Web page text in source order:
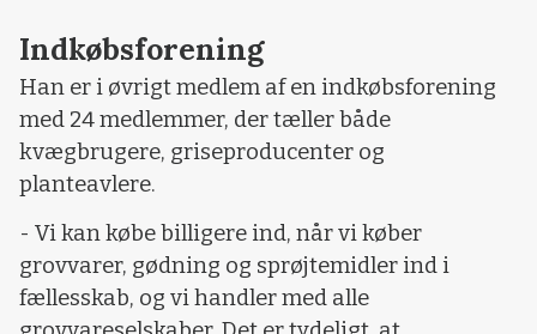
Indkøbsforening
Han er i øvrigt medlem af en indkøbsforening
med 24 medlemmer, der tæller både
kvægbrugere, griseproducenter og
planteavlere.
- Vi kan købe billigere ind, når vi køber
grovvarer, gødning og sprøjtemidler ind i
fællesskab, og vi handler med alle